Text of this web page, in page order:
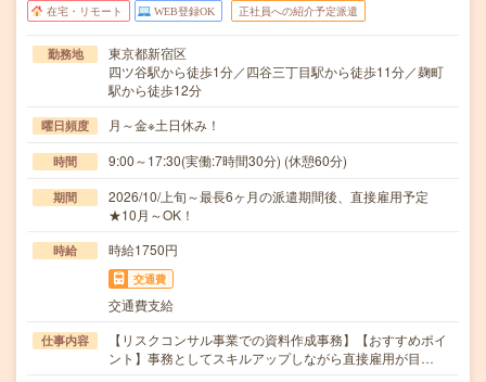
在宅・リモート WEB登録OK 正社員への紹介予定派遣
勤務地
東京都新宿区
四ツ谷駅から徒歩1分／四谷三丁目駅から徒歩11分／麹町
駅から徒歩12分
曜日頻度 月～金※土日休み！
時間 9:00～17:30(実働:7時間30分) (休憩60分)
期間
2026/10/上旬～最長6ヶ月の派遣期間後、直接雇用予定
★10月～OK！
時給 時給1750円
交通費
交通費支給
仕事内容
【リスクコンサル事業での資料作成事務】【おすすめポイ
ント】事務としてスキルアップしながら直接雇用が目…